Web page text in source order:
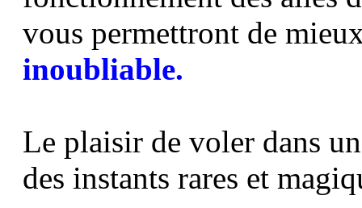
vous permettront de
inoubliable.
Le plaisir de voler dans
des instants rares et